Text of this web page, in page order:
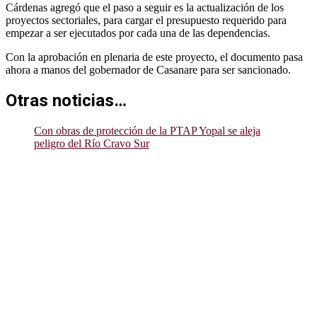
Cárdenas agregó que el paso a seguir es la actualización de los
proyectos sectoriales, para cargar el presupuesto requerido para
empezar a ser ejecutados por cada una de las dependencias.
Con la aprobación en plenaria de este proyecto, el documento pasa
ahora a manos del gobernador de Casanare para ser sancionado.
Otras noticias…
Con obras de protección de la PTAP Yopal se aleja
peligro del Río Cravo Sur